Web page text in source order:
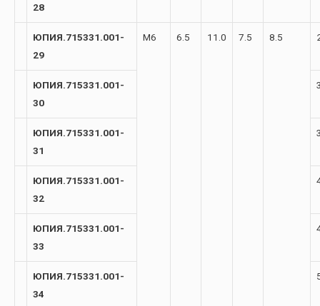
28
ЮПИЯ.715331.001-
29
М6 6.5 11.0 7.5 8.5
ЮПИЯ.715331.001-
30
ЮПИЯ.715331.001-
31
ЮПИЯ.715331.001-
32
ЮПИЯ.715331.001-
33
ЮПИЯ.715331.001-
34